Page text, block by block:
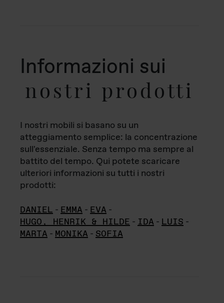
Informazioni sui
nostri prodotti
I nostri mobili si basano su un
atteggiamento semplice: la concentrazione
sull'essenziale. Senza tempo ma sempre al
battito del tempo. Qui potete scaricare
ulteriori informazioni su tutti i nostri
prodotti:
DANIEL - EMMA - EVA -
HUGO, HENRIK & HILDE - IDA - LUIS -
MARTA - MONIKA - SOFIA